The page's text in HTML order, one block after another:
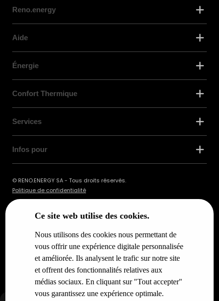
Ce site web utilise des cookies.
Nous utilisons des cookies nous permettant de
vous offrir une expérience digitale personnalisée
et améliorée. Ils analysent le trafic sur notre site
et offrent des fonctionnalités relatives aux
médias sociaux. En cliquant sur "Tout accepter"
vous garantissez une expérience optimale.
Reno.energy
Aide
Énergie
Confort Thermique
Services
Infos pour
© RENO.ENERGY SA - Tous droits réservés.
Politique de confidentialité